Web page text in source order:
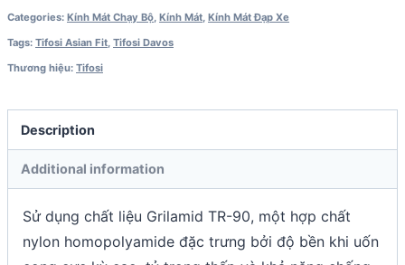
Categories: Kính Mát Chạy Bộ, Kính Mát, Kính Mát Đạp Xe
Tags: Tifosi Asian Fit, Tifosi Davos
Thương hiệu: Tifosi
Description
Additional information
Sử dụng chất liệu Grilamid TR-90, một hợp chất
nylon homopolyamide đặc trưng bởi độ bền khi uốn